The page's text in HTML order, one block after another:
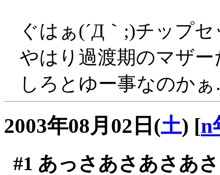
ぐはぁ(´Д｀;)チップ
やはり過渡期のマザ
しろとゆー事なのか
2003年08月02日(土) [n
#1 あっさあさあさあ